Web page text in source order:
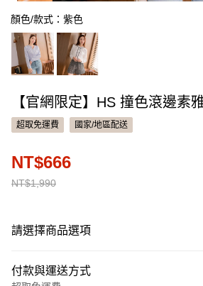
顏色/款式：紫色
【官網限定】HS 撞色滾邊素
超取免運費 國家/地區配送
NT$1,990
NT$666
請選擇商品選項
付款與運送方式